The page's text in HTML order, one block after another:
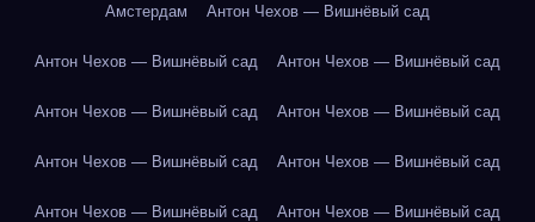
Амстердам Антон Чехов — Вишнёвый сад
Антон Чехов — Вишнёвый сад Антон Чехов — Вишнёвый сад
Антон Чехов — Вишнёвый сад Антон Чехов — Вишнёвый сад
Антон Чехов — Вишнёвый сад Антон Чехов — Вишнёвый сад
Антон Чехов — Вишнёвый сад Антон Чехов — Вишнёвый сад